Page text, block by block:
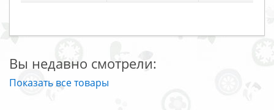
Вы недавно смотрели:
Показать все товары